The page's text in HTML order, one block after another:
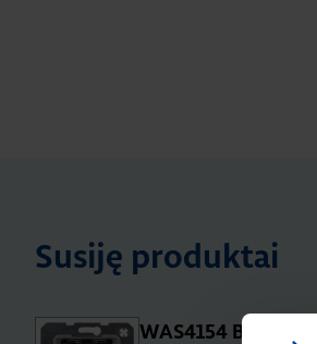
Susiję produktai
WAS4154 Berker